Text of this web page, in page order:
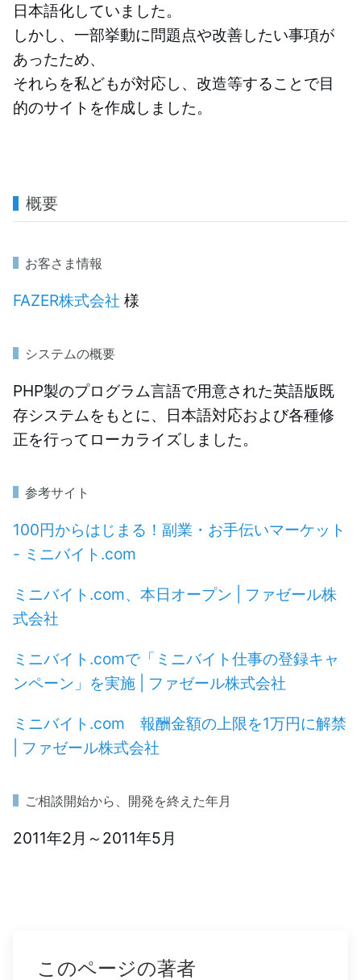
日本語化していました。
しかし、一部挙動に問題点や改善したい事項が
あったため、
それらを私どもが対応し、改造等することで目
的のサイトを作成しました。
概要
お客さま情報
FAZER株式会社 様
システムの概要
PHP製のプログラム言語で用意された英語版既
存システムをもとに、日本語対応および各種修
正を行ってローカライズしました。
参考サイト
100円からはじまる！副業・お手伝いマーケット
- ミニバイト.com
ミニバイト.com、本日オープン | ファゼール株
式会社
ミニバイト.comで「ミニバイト仕事の登録キャ
ンペーン」を実施 | ファゼール株式会社
ミニバイト.com 報酬金額の上限を1万円に解禁
| ファゼール株式会社
ご相談開始から、開発を終えた年月
2011年2月～2011年5月
このページの著者